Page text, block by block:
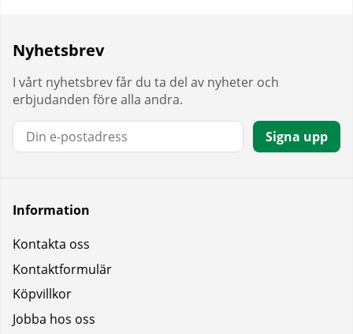
Nyhetsbrev
I vårt nyhetsbrev får du ta del av nyheter och
erbjudanden före alla andra.
E-post:
Signa upp
Information
Kontakta oss
Kontaktformulär
Köpvillkor
Jobba hos oss